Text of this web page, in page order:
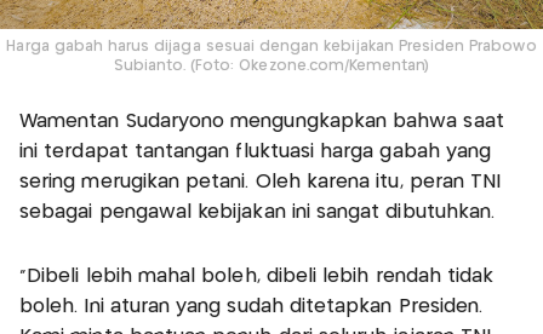
Harga gabah harus dijaga sesuai dengan kebijakan Presiden Prabowo
Subianto. (Foto: Okezone.com/Kementan)
Wamentan Sudaryono mengungkapkan bahwa saat
ini terdapat tantangan fluktuasi harga gabah yang
sering merugikan petani. Oleh karena itu, peran TNI
sebagai pengawal kebijakan ini sangat dibutuhkan.
“Dibeli lebih mahal boleh, dibeli lebih rendah tidak
boleh. Ini aturan yang sudah ditetapkan Presiden.